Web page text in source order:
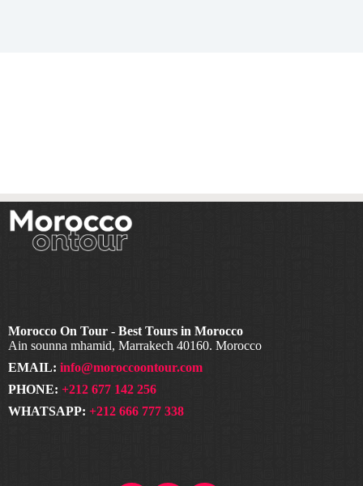
Morocco On Tour - Best Tours in Morocco
Ain sounna mhamid, Marrakech 40160. Morocco
EMAIL: info@moroccoontour.com
PHONE: +212 677 142 256
WHATSAPP: +212 666 777 338